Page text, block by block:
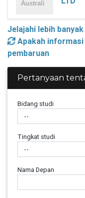
Jelajahi lebih
Apakah informasi
pembaruan
Pertanyaan
Bidang studi
Tingkat studi
Nama Depan